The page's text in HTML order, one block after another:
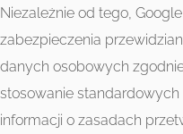
Niezależnie od tego,
zabezpieczenia
danych osobowych
stosowanie
informacji o zasadach